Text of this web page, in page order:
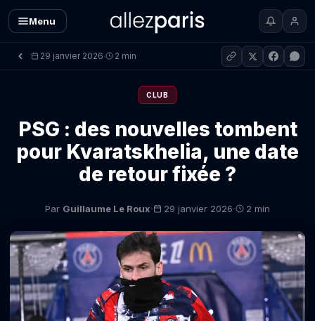
Menu
29 janvier 2026· 2 min
CLUB
PSG : des nouvelles tombent
pour Kvaratskhelia, une date
de retour fixée ?
Par Guillaume Le Roux· 29 janvier 2026· 2 min